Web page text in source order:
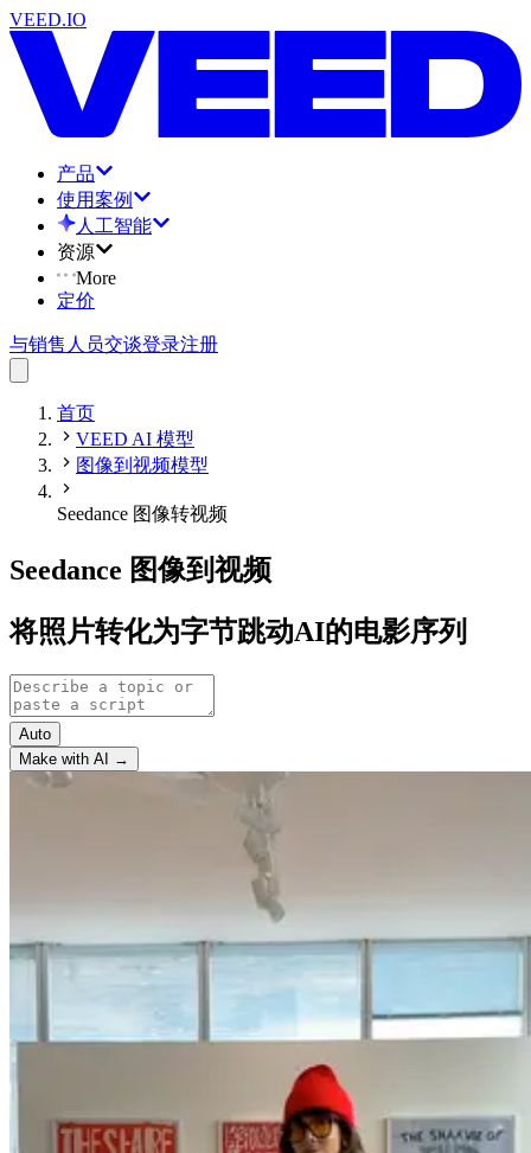
VEED.IO
产品
使用案例
人工智能
资源
More
定价
与销售人员交谈登录注册
首页
VEED AI 模型
图像到视频模型
Seedance 图像转视频
Seedance 图像到视频
将照片转化为字节跳动AI的电影序列
Auto
Make with AI →